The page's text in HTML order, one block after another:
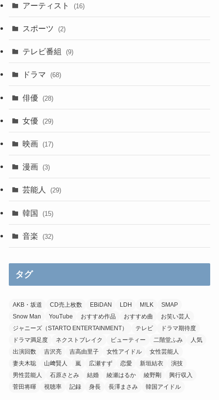
アーティスト (16)
スポーツ (2)
テレビ番組 (9)
ドラマ (68)
俳優 (28)
女優 (29)
映画 (17)
漫画 (3)
芸能人 (29)
韓国 (15)
音楽 (32)
タグ
AKB・坂道 CD売上枚数 EBiDAN LDH M!LK
SMAP
Snow Man
YouTube おすすめ作品 おすすめ曲
お笑い芸人
ジャニーズ（STARTO ENTERTAINMENT）
テレビ
ドラマ期待度
ドラマ満足度
ネクストブレイク ビューティー 二階堂ふみ
人気
出演回数
吉沢亮 吉高由里子 女性アイドル
女性芸能人
妻夫木聡
山﨑賢人 嵐 広瀬すず 恋愛 新垣結衣
演技
男性芸能人
石原さとみ 結婚 綾瀬はるか 綾野剛
興行収入
菅田将暉
視聴率 記録 身長 長澤まさみ 韓国アイドル